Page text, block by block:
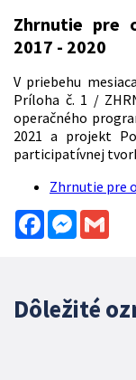
Zhrnutie pre
2017 - 2020
V priebehu
Príloha č. 1 /
operačného
2021 a projekt
participatívnej
Zhrnutie pre
FacebookMessenger
Dôležité